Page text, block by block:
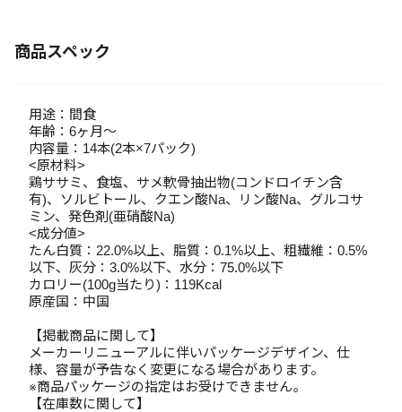
商品スペック
用途：間食
年齢：6ヶ月～
内容量：14本(2本×7パック)
<原材料>
鶏ササミ、食塩、サメ軟骨抽出物(コンドロイチン含
有)、ソルビトール、クエン酸Na、リン酸Na、グルコサ
ミン、発色剤(亜硝酸Na)
<成分値>
たん白質：22.0%以上、脂質：0.1%以上、粗繊維：0.5%
以下、灰分：3.0%以下、水分：75.0%以下
カロリー(100g当たり)：119Kcal
原産国：中国
【掲載商品に関して】
メーカーリニューアルに伴いパッケージデザイン、仕
様、容量が予告なく変更になる場合があります。
※商品パッケージの指定はお受けできません。
【在庫数に関して】